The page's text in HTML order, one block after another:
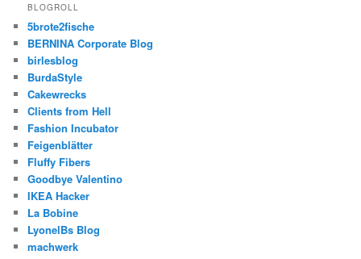
BLOGROLL
5brote2fische
BERNINA Corporate Blog
birlesblog
BurdaStyle
Cakewrecks
Clients from Hell
Fashion Incubator
Feigenblätter
Fluffy Fibers
Goodbye Valentino
IKEA Hacker
La Bobine
LyonelBs Blog
machwerk